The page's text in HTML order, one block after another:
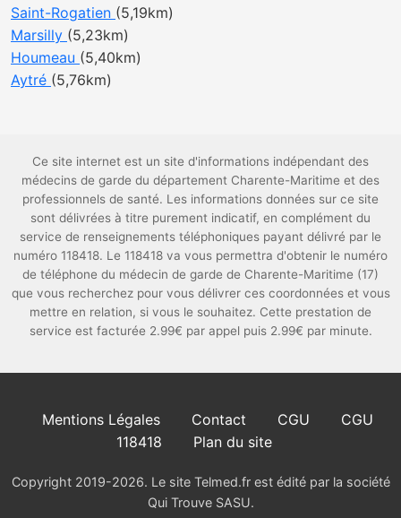
Saint-Rogatien (5,19km)
Marsilly (5,23km)
Houmeau (5,40km)
Aytré (5,76km)
Ce site internet est un site d'informations indépendant des
médecins de garde du département Charente-Maritime et des
professionnels de santé. Les informations données sur ce site
sont délivrées à titre purement indicatif, en complément du
service de renseignements téléphoniques payant délivré par le
numéro 118418. Le 118418 va vous permettra d'obtenir le numéro
de téléphone du médecin de garde de Charente-Maritime (17)
que vous recherchez pour vous délivrer ces coordonnées et vous
mettre en relation, si vous le souhaitez. Cette prestation de
service est facturée 2.99€ par appel puis 2.99€ par minute.
Mentions Légales Contact CGU
CGU
118418
Plan du site
Copyright 2019-2026. Le site Telmed.fr est édité par la société
Qui Trouve SASU.